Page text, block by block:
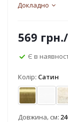
Докладно
569 грн.
Є в
Колір: Сатин
Антик Арктіс
Довжина, см: